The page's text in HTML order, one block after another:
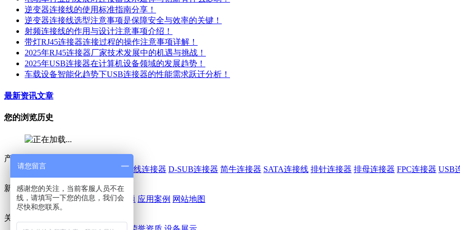
逆变器连接线的使用标准指南分享！
逆变器连接线选型注意事项是保障安全与效率的关键！
射频连接线的作用与设计注意事项介绍！
带灯RJ45连接器连接过程的操作注意事项详解！
2025年RJ45连接器厂家技术发展中的机遇与挑战！
2025年USB连接器在计算机设备领域的发展趋势！
车载设备智能化趋势下USB连接器的性能需求跃迁分析！
最新资讯文章
您的浏览历史
产品中心
线对板连接器
线对线连接器 D-SUB连接器 简牛连接器 SATA连接线 排针连接器 排母连接器 FPC连接器 USB
新闻 / 案例
鑫鹏博动态 行业动态 常见问题 应用案例 网站地图
关于我们
请您留言
感谢您的关注，当前客服人员不在
线，请填写一下您的信息，我们会
尽快和您联系。